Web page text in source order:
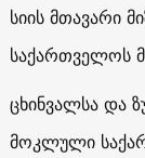
სიის მთავარი
საქართველოს
ცხინვალსა და
მოკლული